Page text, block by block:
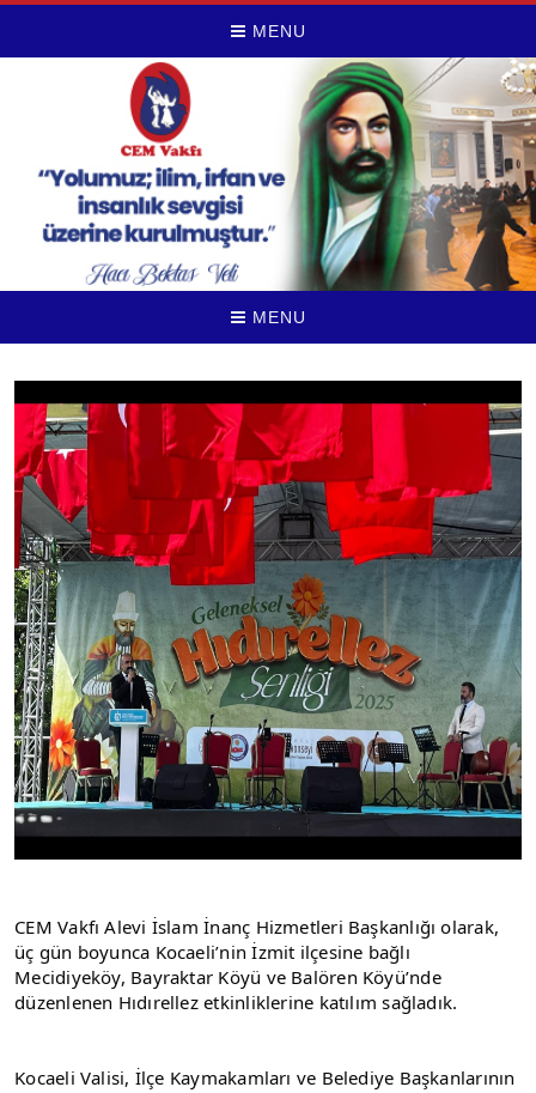
MENU
MENU
CEM Vakfı Alevi İslam İnanç Hizmetleri Başkanlığı olarak,
üç gün boyunca Kocaeli’nin İzmit ilçesine bağlı
Mecidiyeköy, Bayraktar Köyü ve Balören Köyü’nde
düzenlenen Hıdırellez etkinliklerine katılım sağladık.
Kocaeli Valisi, İlçe Kaymakamları ve Belediye Başkanlarının